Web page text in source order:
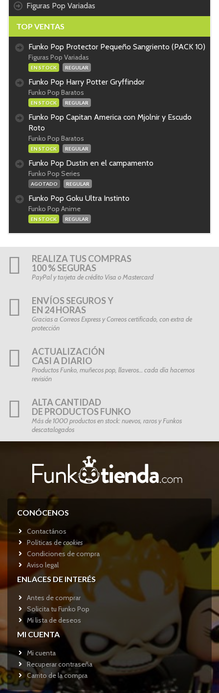
Figuras Pop Variadas
TOP VENTAS
Funko Pop Protector Pequeño Sangriento (PACK 10)
Figuras Pop Variadas
EN STOCK REGULAR
Funko Pop Harry Potter Gryffindor
Funko Pop Baratos
EN STOCK REGULAR
Funko Pop Capitan America con Mjolnir y Escudo
Roto
Funko Pop Baratos
EN STOCK REGULAR
Funko Pop Dustin en el campamento
Funko Pop Series
AGOTADO REGULAR
Funko Pop Goku Ultra Instinto
Funko Pop Anime
EN STOCK REGULAR
REALIZA TUS COMPRAS
100 % SEGURAS
PayPal y tarjeta de crédito Visa o Mastercard
ENVÍOS SEGUROS Y
EN 24 HORAS
Gracias a Correos Express y Correos certificado, con extra de
protección
ACTUALIZACIÓN
CASI A DIARIO
Productos Funko, muñecos pop, llaveros… cada día hacemos
revisión
ALTA CANTIDAD
DE PRODUCTOS FUNKO
Más de 1000 productos en stock: nuevos, raros y Funkos
descatalogados
CONÓCENOS
Contactános
Políticas decookies
Condiciones de compra
Aviso legal
ENLACES DE INTERÉS
Antes de comprar
Solicita tu Funko Pop
Mi lista de deseos
MI CUENTA
Mi cuenta
Recuperar contraseña
Carrito de la compra